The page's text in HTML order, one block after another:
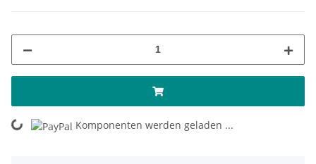
Loading... Komponenten werden geladen ...